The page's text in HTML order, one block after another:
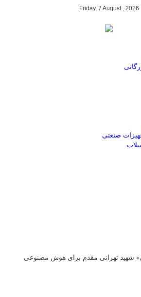
Friday, 7 August , 2026
صنعتی
شهید تهرانی مقدم برای هوش مصنوعی